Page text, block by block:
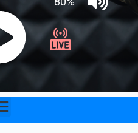
Menu